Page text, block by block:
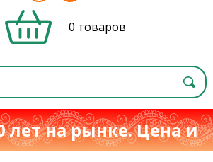
0 товаров
лет на рынке. Цена и